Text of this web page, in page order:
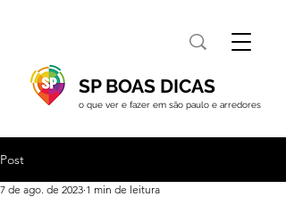
SP BOAS DICAS
o que ver e fazer em são paulo e arredores
Post
7 de ago. de 2023 1 min de leitura